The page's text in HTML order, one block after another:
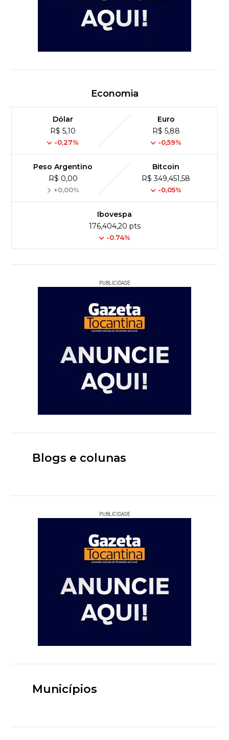
Economia
Dólar
R$ 5,10
-0,27%
Euro
R$ 5,88
-0,59%
Peso Argentino
R$ 0,00
+0,00%
Bitcoin
R$ 349,451,58
-0,05%
Ibovespa
176,404,20 pts
-0.74%
PUBLICIDADE
Blogs e colunas
PUBLICIDADE
Municípios